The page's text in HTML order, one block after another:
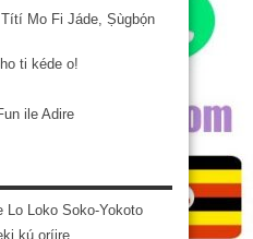
Mo Fi Jáde, Ṣùgbọ́n
ti kéde o!
ile Adire
Lo Loko Soko-Yokoto
kú oríire